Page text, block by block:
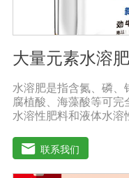
大量元素水溶
水溶肥是指含氮、磷、
腐植酸、海藻酸等可
水溶性肥料和液体水溶
含氨基酸水溶性肥料
肥料等。水溶肥与传统
肥料具有明显的优势。
联系我们